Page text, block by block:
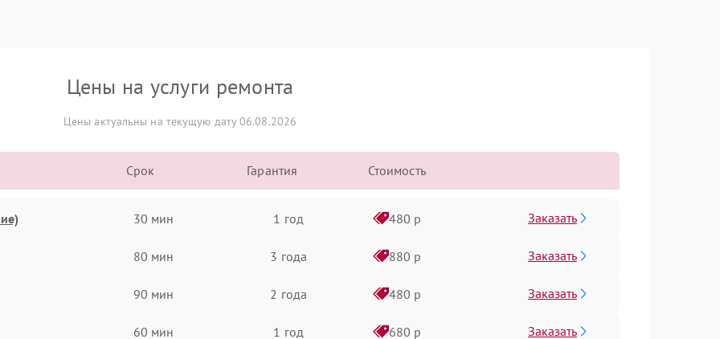
Цены на услуги ремонта
Цены актуальны на текущую дату 06.08.2026
Срок Гарантия Стоимость
30 мин 1 год 480 р Заказать
80 мин 3 года 880 р Заказать
90 мин 2 года 480 р Заказать
60 мин 1 год 680 р Заказать